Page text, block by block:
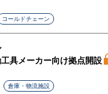
コールドチェーン
具メーカー向け拠点開設
倉庫・物流施設